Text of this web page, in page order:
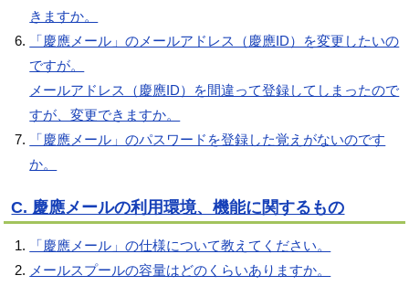
きますか。
「慶應メール」のメールアドレス（慶應ID）を変更したいの
ですが。
メールアドレス（慶應ID）を間違って登録してしまったので
すが、変更できますか。
「慶應メール」のパスワードを登録した覚えがないのです
か。
C. 慶應メールの利用環境、機能に関するもの
「慶應メール」の仕様について教えてください。
メールスプールの容量はどのくらいありますか。